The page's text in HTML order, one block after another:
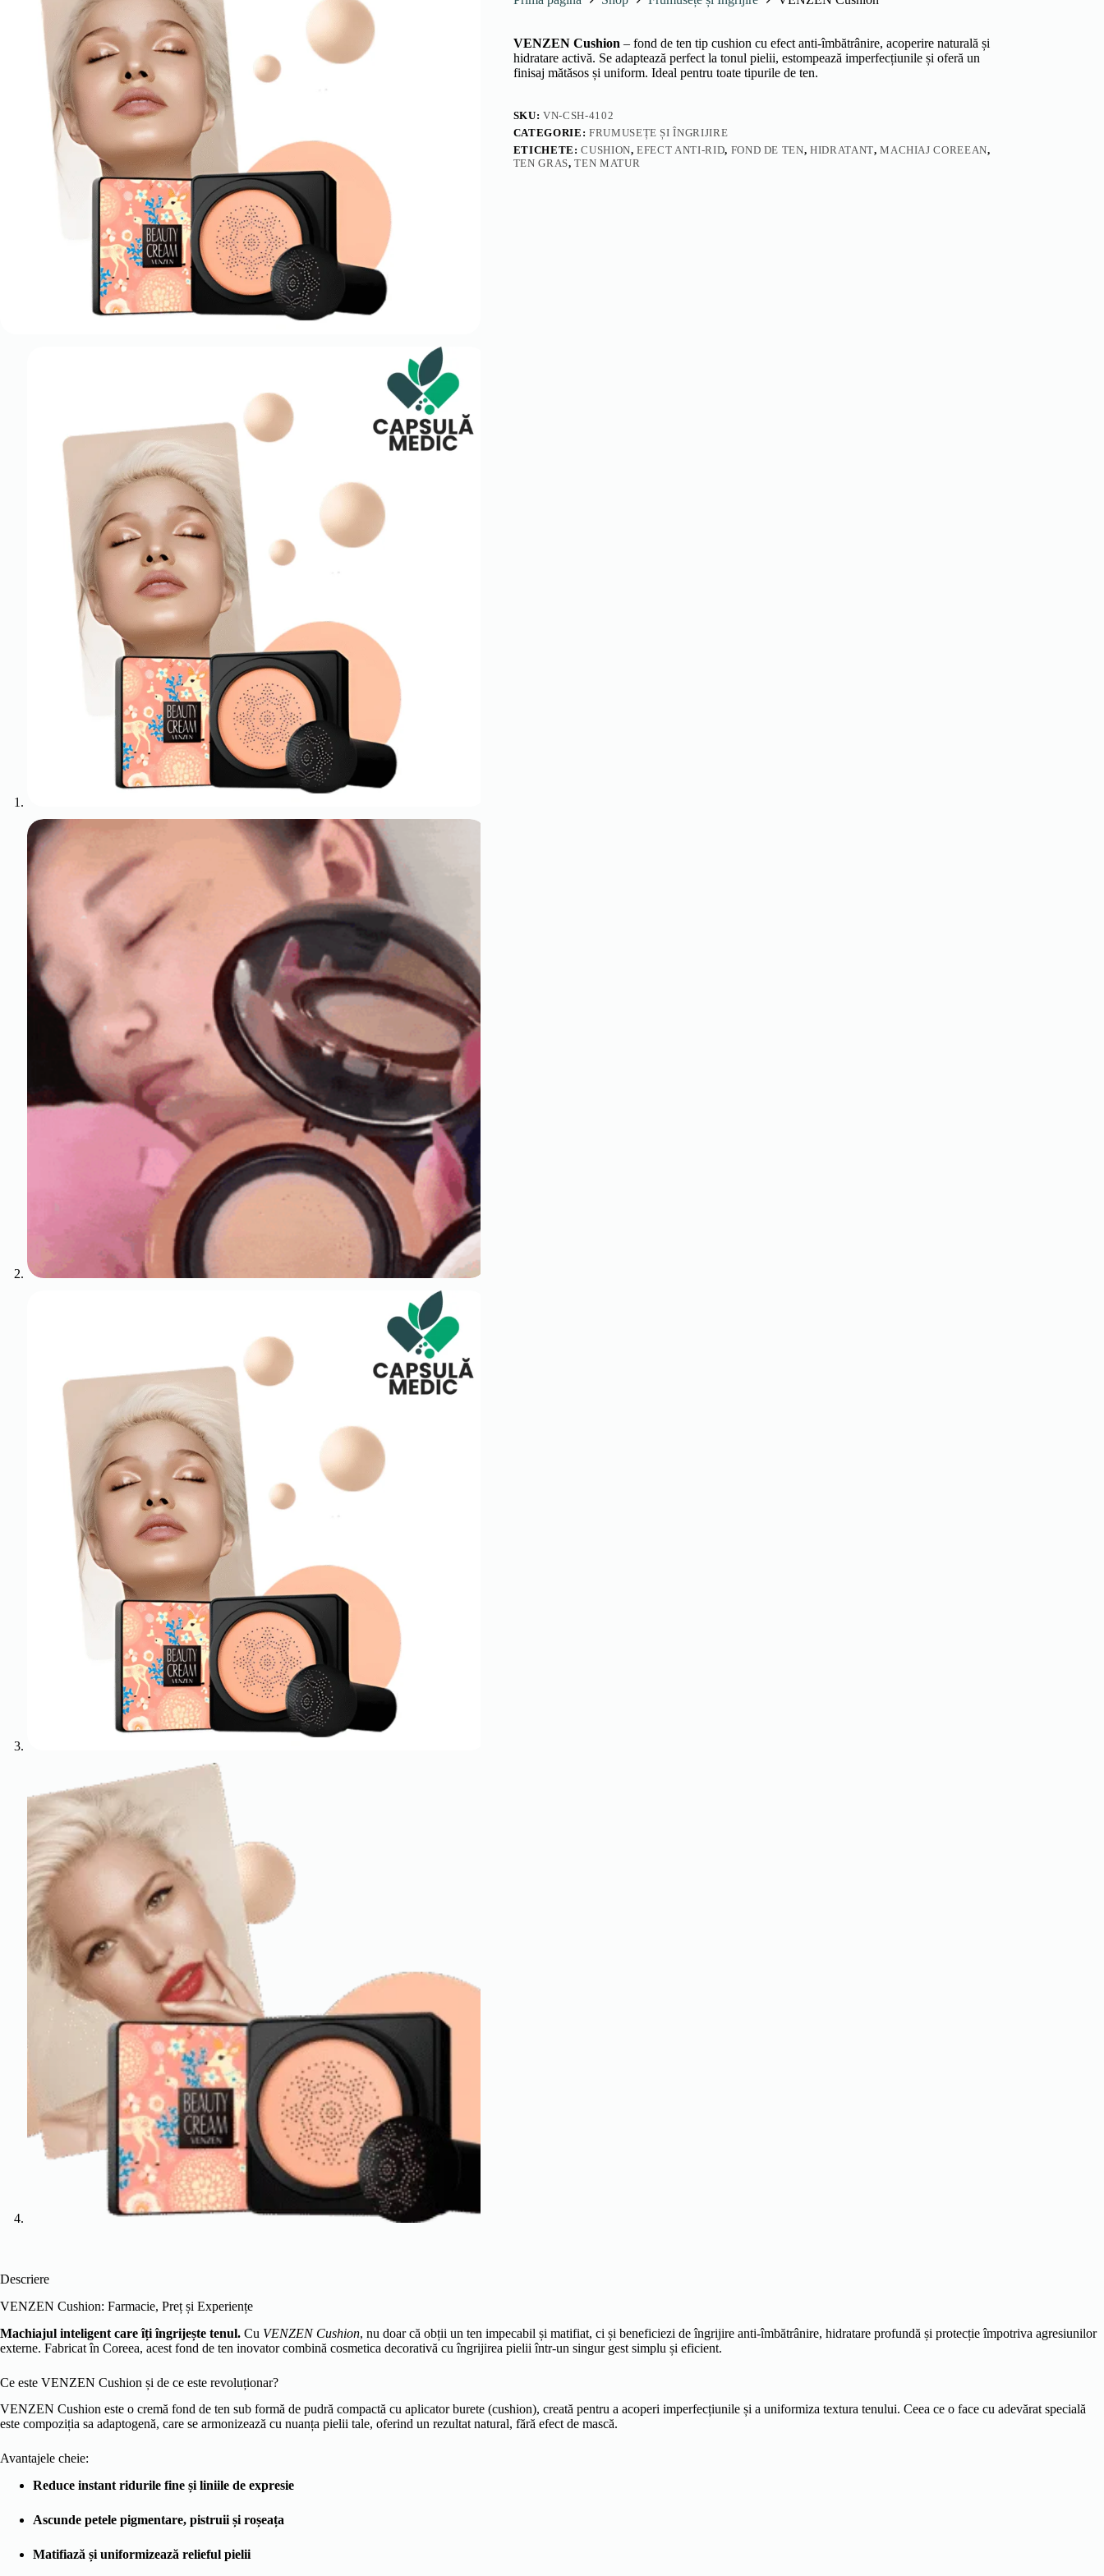
VENZEN Cushion – fond de ten tip cushion cu efect anti-îmbătrânire, acoperire naturală și
hidratare activă. Se adaptează perfect la tonul pielii, estompează imperfecțiunile și oferă un
finisaj mătăsos și uniform. Ideal pentru toate tipurile de ten.
SKU:VN-CSH-4102
CATEGORIE: FRUMUSEȚE ȘI ÎNGRIJIRE
ETICHETE:CUSHION,EFECT ANTI-RID, FOND DE TEN,HIDRATANT,MACHIAJ COREEAN,
TEN GRAS,TEN MATUR
Descriere
VENZEN Cushion: Farmacie, Preț și Experiențe
Machiajul inteligent care îți îngrijește tenul. Cu VENZEN Cushion, nu doar că obții un ten impecabil și matifiat, ci și beneficiezi de îngrijire anti-îmbătrânire, hidratare profundă și protecție împotriva agresiunilor
externe. Fabricat în Coreea, acest fond de ten inovator combină cosmetica decorativă cu îngrijirea pielii într-un singur gest simplu și eficient.
Ce este VENZEN Cushion și de ce este revoluționar?
VENZEN Cushion este o cremă fond de ten sub formă de pudră compactă cu aplicator burete (cushion), creată pentru a acoperi imperfecțiunile și a uniformiza textura tenului. Ceea ce o face cu adevărat specială
este compoziția sa adaptogenă, care se armonizează cu nuanța pielii tale, oferind un rezultat natural, fără efect de mască.
Avantajele cheie:
Reduce instant ridurile fine și liniile de expresie
Ascunde petele pigmentare, pistruii și roșeața
Matifiază și uniformizează relieful pielii